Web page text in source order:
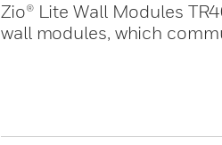
Zio® Lite Wall Modules
wall modules, which